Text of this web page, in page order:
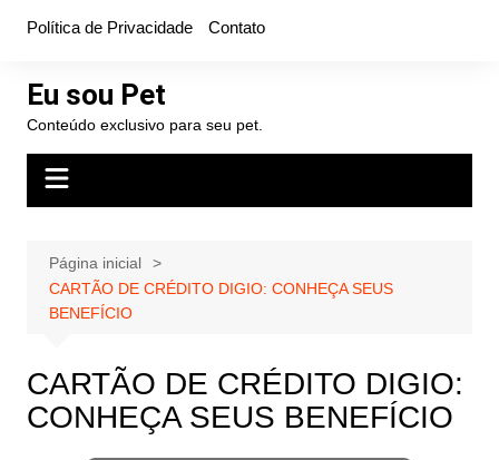
conteúdo
Política de Privacidade Contato
Eu sou Pet
Conteúdo exclusivo para seu pet.
Página inicial
CARTÃO DE CRÉDITO DIGIO: CONHEÇA SEUS
BENEFÍCIO
CARTÃO DE CRÉDITO DIGIO:
CONHEÇA SEUS BENEFÍCIO